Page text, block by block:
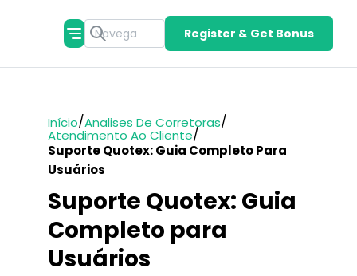
Register & Get Bonus
Início/Analises De Corretoras/
Atendimento Ao Cliente/
Suporte Quotex: Guia Completo Para
Usuários
Suporte Quotex: Guia
Completo para
Usuários